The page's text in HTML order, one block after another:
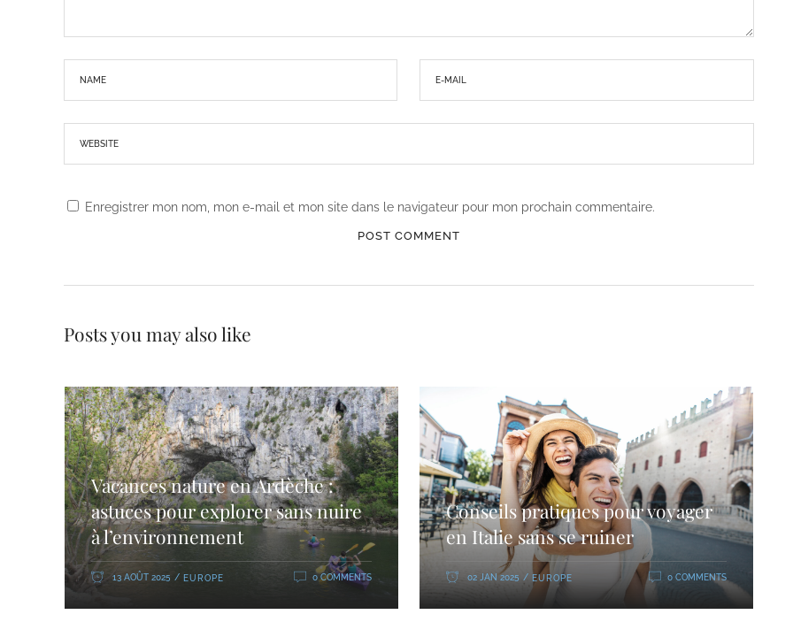
Enregistrer mon nom, mon e-mail et mon site dans le navigateur pour mon prochain commentaire.
Posts you may also like
Vacances nature en Ardèche :
astuces pour explorer sans nuire
à l’environnement
13 AOÛT 2025 EUROPE 0 COMMENTS
Conseils pratiques pour voyager
en Italie sans se ruiner
02 JAN 2025 EUROPE 0 COMMENTS